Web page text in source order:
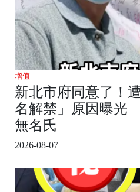
增值
新北市府同意了！
名解禁」原因曝光
無名氏
2026-08-07